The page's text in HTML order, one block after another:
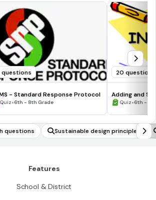
questions
- Standard Response Protocol
Quiz•6th - 8th Grade
20 questions
Adding and
Quiz•6th -
questions Sustainable design principles
Features
School & District